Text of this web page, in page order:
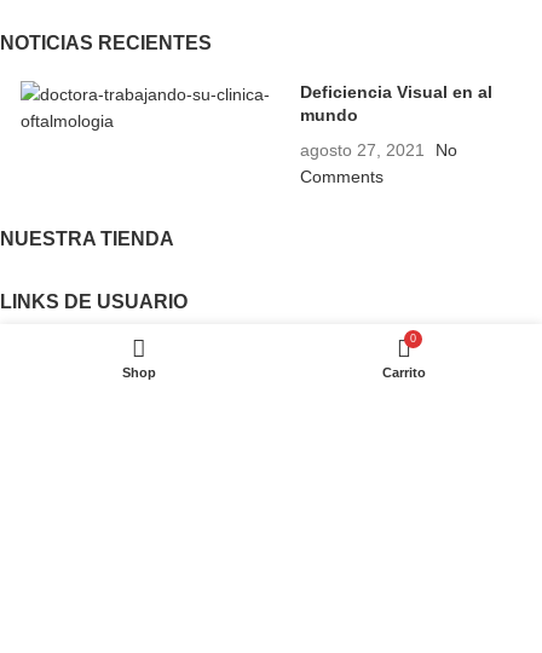
NOTICIAS RECIENTES
Deficiencia Visual en al
mundo
agosto 27, 2021
No
Comments
NUESTRA TIENDA
LINKS DE USUARIO
Política de Privacidad
Shop
0
Carrito